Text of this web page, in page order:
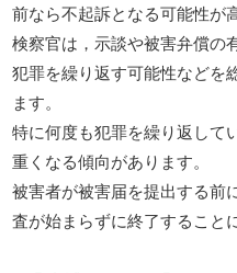
前なら不起訴となる可能性が
検察官は，示談や被害弁償の
犯罪を繰り返す可能性などを
ます。
特に何度も犯罪を繰り返して
重くなる傾向があります。
被害者が被害届を提出する前
査が始まらずに終了すること